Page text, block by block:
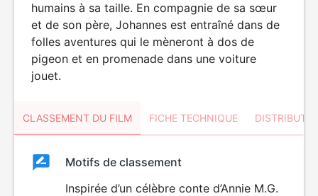
humains à sa taille. En compagnie de sa sœur
et de son père, Johannes est entraîné dans de
folles aventures qui le mèneront à dos de
pigeon et en promenade dans une voiture
jouet.
CLASSEMENT DU FILM FICHE TECHNIQUE
ClassementClassement
Motifs de classement
Inspirée d’un célèbre conte d’Annie M.G.